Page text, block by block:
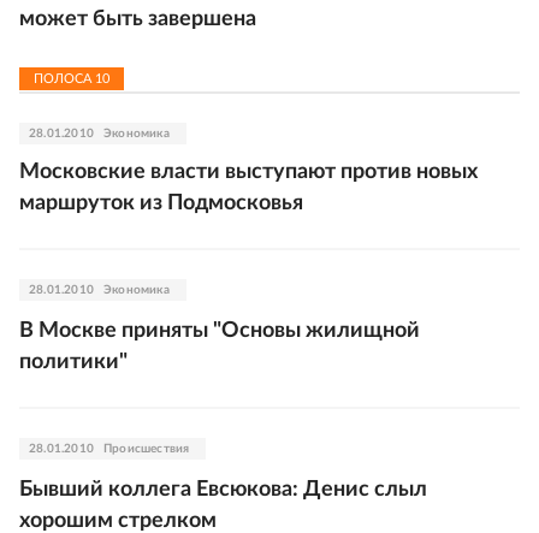
может быть завершена
ПОЛОСА 10
28.01.2010 Экономика
Московские власти выступают против новых
маршруток из Подмосковья
28.01.2010 Экономика
В Москве приняты "Основы жилищной
политики"
28.01.2010 Происшествия
Бывший коллега Евсюкова: Денис слыл
хорошим стрелком